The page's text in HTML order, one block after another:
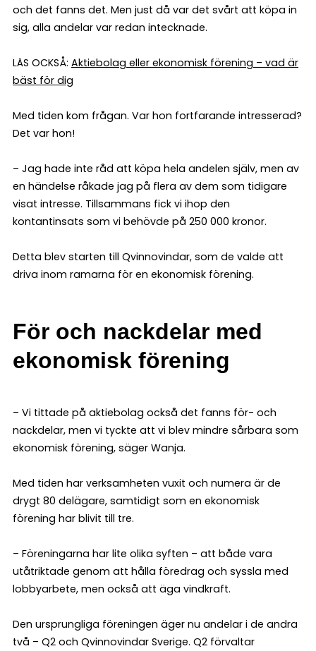
och det fanns det. Men just då var det svårt att köpa in
sig, alla andelar var redan intecknade.
LÄS OCKSÅ: Aktiebolag eller ekonomisk förening – vad är
bäst för dig
Med tiden kom frågan. Var hon fortfarande intresserad?
Det var hon!
– Jag hade inte råd att köpa hela andelen själv, men av
en händelse råkade jag på flera av dem som tidigare
visat intresse. Tillsammans fick vi ihop den
kontantinsats som vi behövde på 250 000 kronor.
Detta blev starten till Qvinnovindar, som de valde att
driva inom ramarna för en ekonomisk förening.
För och nackdelar med
ekonomisk förening
– Vi tittade på aktiebolag också det fanns för- och
nackdelar, men vi tyckte att vi blev mindre sårbara som
ekonomisk förening, säger Wanja.
Med tiden har verksamheten vuxit och numera är de
drygt 80 delägare, samtidigt som en ekonomisk
förening har blivit till tre.
– Föreningarna har lite olika syften – att både vara
utåtriktade genom att hålla föredrag och syssla med
lobbyarbete, men också att äga vindkraft.
Den ursprungliga föreningen äger nu andelar i de andra
två – Q2 och Qvinnovindar Sverige. Q2 förvaltar